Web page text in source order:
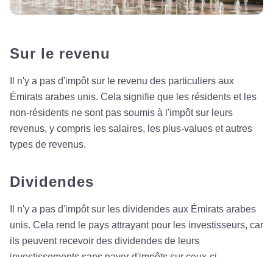
Sur le revenu
Il n'y a pas d'impôt sur le revenu des particuliers aux
Émirats arabes unis. Cela signifie que les résidents et les
non-résidents ne sont pas soumis à l'impôt sur leurs
revenus, y compris les salaires, les plus-values et autres
types de revenus.
Dividendes
Il n'y a pas d'impôt sur les dividendes aux Émirats arabes
unis. Cela rend le pays attrayant pour les investisseurs, car
ils peuvent recevoir des dividendes de leurs